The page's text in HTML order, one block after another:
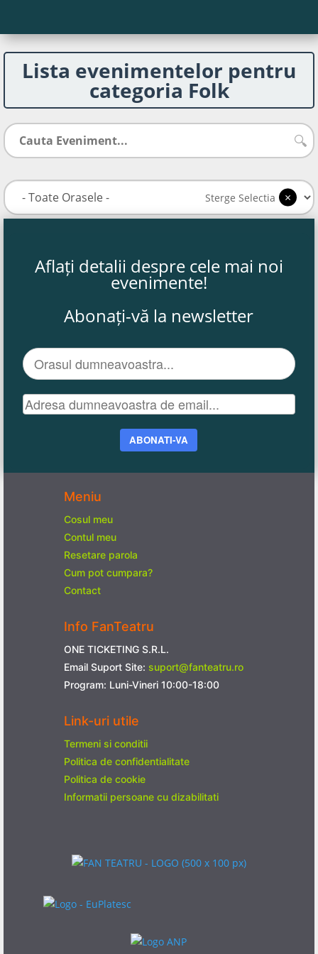
Lista evenimentelor pentru
categoria Folk
🔍
Sterge Selectia ×
Aflați detalii despre cele mai noi
evenimente!
Abonați-vă la newsletter
ABONATI-VA
Meniu
Cosul meu
Contul meu
Resetare parola
Cum pot cumpara?
Contact
Info FanTeatru
ONE TICKETING S.R.L.
Email Suport Site: suport@fanteatru.ro
Program: Luni-Vineri 10:00-18:00
Link-uri utile
Termeni si conditii
Politica de confidentialitate
Politica de cookie
Informatii persoane cu dizabilitati